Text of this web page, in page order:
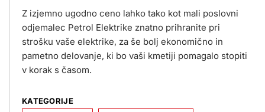
Z izjemno ugodno ceno lahko tako kot mali poslovni
odjemalec Petrol Elektrike znatno prihranite pri
strošku vaše elektrike, za še bolj ekonomično in
pametno delovanje, ki bo vaši kmetiji pomagalo stopiti
v korak s časom.
KATEGORIJE